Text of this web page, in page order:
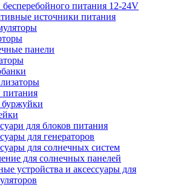
бесперебойного питания 12-24V
источники питания
панели
питания
для блоков питания
для генераторов
для солнечных систем
для солнечных панелей
устройства и аксессуары для